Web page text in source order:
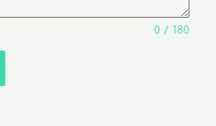
0 / 180